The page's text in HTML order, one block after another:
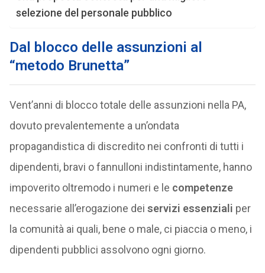
selezione del personale pubblico
Dal blocco delle assunzioni al
“metodo Brunetta”
Vent’anni di blocco totale delle assunzioni nella PA,
dovuto prevalentemente a un’ondata
propagandistica di discredito nei confronti di tutti i
dipendenti, bravi o fannulloni indistintamente, hanno
impoverito oltremodo i numeri e le competenze
necessarie all’erogazione dei servizi essenziali per
la comunità ai quali, bene o male, ci piaccia o meno, i
dipendenti pubblici assolvono ogni giorno.